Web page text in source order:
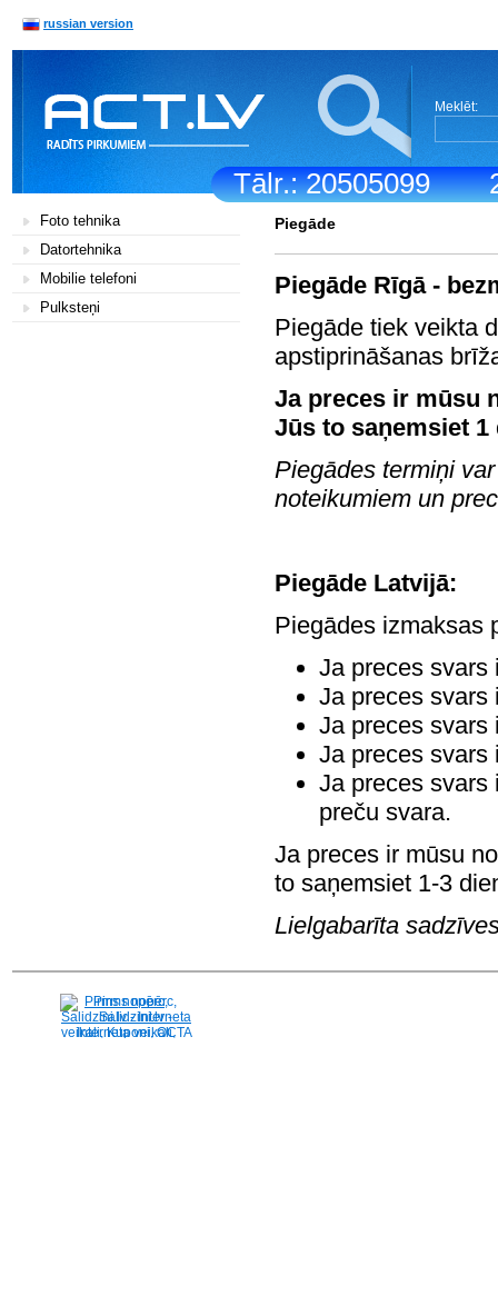
Tālr.: 20505099
russian version
Meklēt:
Foto tehnika
Datortehnika
Mobilie telefoni
Pulksteņi
Piegāde
Piegāde Rīgā -
Piegāde tiek veikta
apstiprināšanas
Ja preces ir mūsu
Jūs to saņemsiet 1
Piegādes termiņi
noteikumiem un
Piegāde Latvijā:
Piegādes izmaksas
Ja preces svars
Ja preces svars
Ja preces svars
Ja preces svars
Ja preces svars
preču svara.
Ja preces ir mūsu
to saņemsiet 1-3
Lielgabarīta
Pirms nopērc,
Salidzini.lv - Interneta
veikali, Kuponi, OCTA